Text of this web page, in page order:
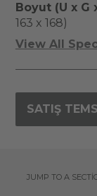
Boyut (U x G
163 x 168)
View All
SATIŞ
JUMP TO A